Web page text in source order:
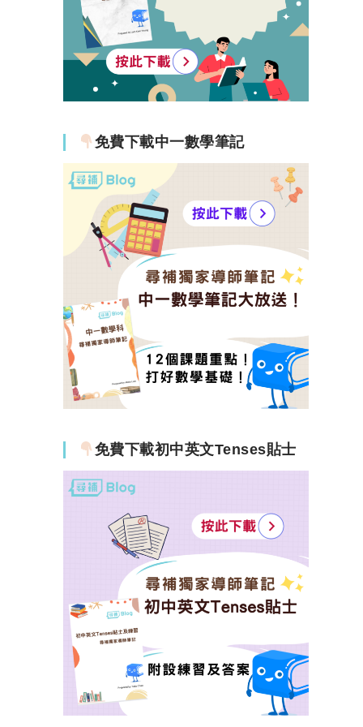
免費下載中一數學筆記
免費下載初中英文Tenses貼士